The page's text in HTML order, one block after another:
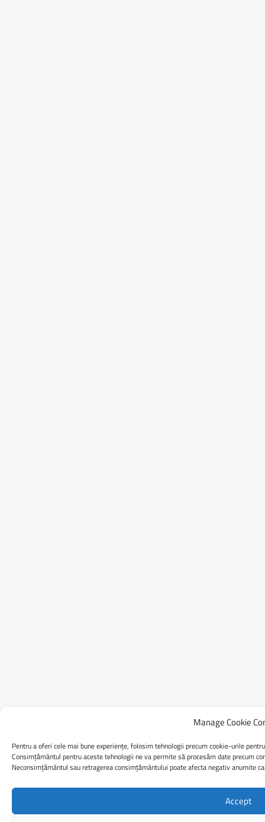
Manage Cookie
Pentru a oferi cele mai bune experiențe, folosim tehnologii precum cookie-urile
Consimțământul pentru aceste tehnologii ne va permite să procesăm date precum
Neconsimțământul sau retragerea consimțământului poate afecta negativ anumite
Accept